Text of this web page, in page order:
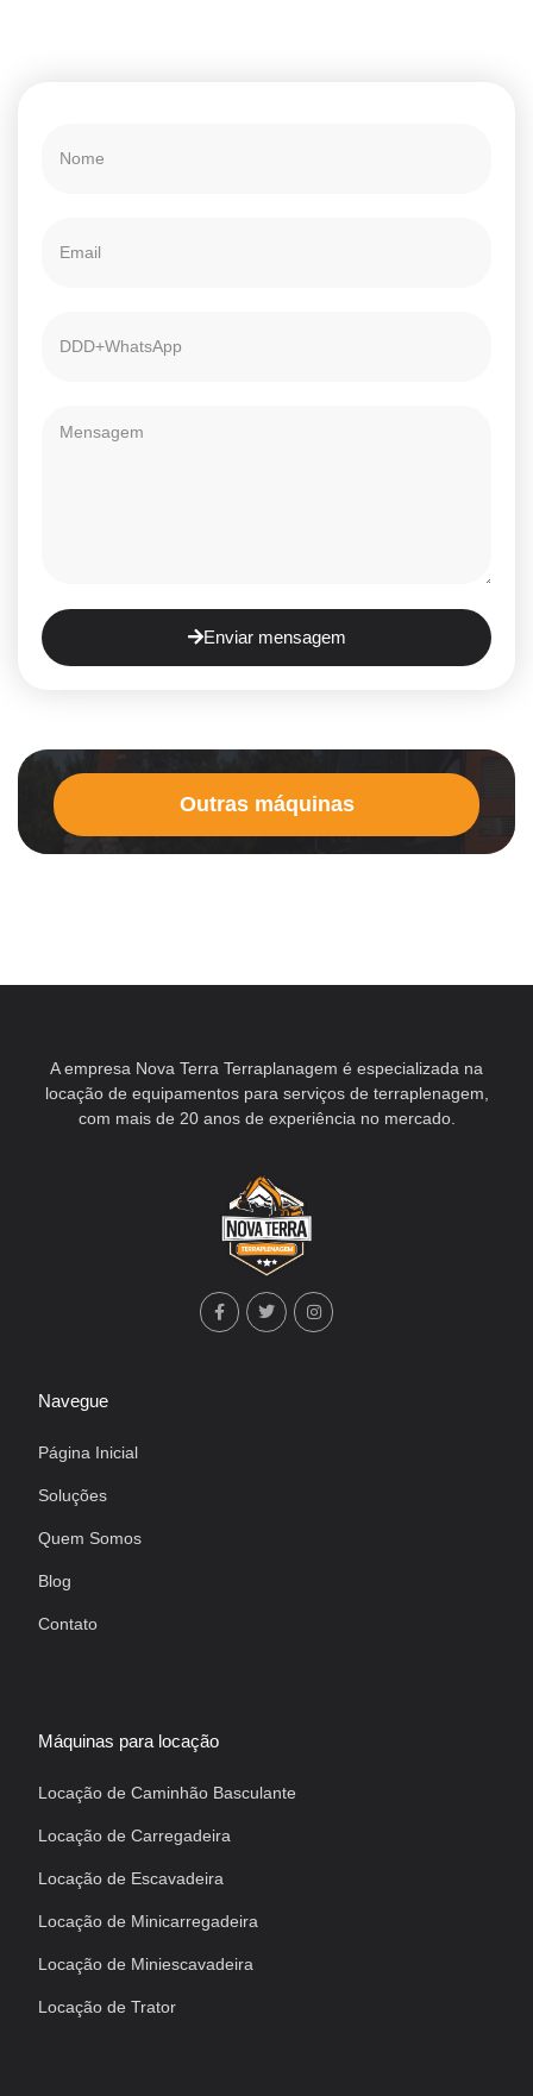
Enviar mensagem
Outras máquinas
A empresa Nova Terra Terraplanagem é especializada na
locação de equipamentos para serviços de terraplenagem,
com mais de 20 anos de experiência no mercado.
Navegue
Página Inicial
Soluções
Quem Somos
Blog
Contato
Máquinas para locação
Locação de Caminhão Basculante
Locação de Carregadeira
Locação de Escavadeira
Locação de Minicarregadeira
Locação de Miniescavadeira
Locação de Trator